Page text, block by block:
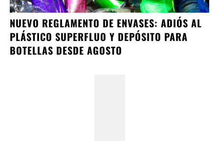
NUEVO REGLAMENTO DE ENVASES: ADIÓS AL
PLÁSTICO SUPERFLUO Y DEPÓSITO PARA
BOTELLAS DESDE AGOSTO